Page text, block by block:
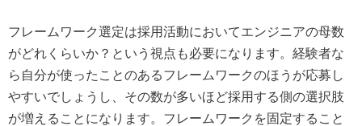
フレームワーク選定は採用活動においてエンジニアの母数
がどれくらいか？という視点も必要になります。経験者な
ら自分が使ったことのあるフレームワークのほうが応募し
やすいでしょうし、その数が多いほど採用する側の選択肢
が増えることになります。フレームワークを固定すること